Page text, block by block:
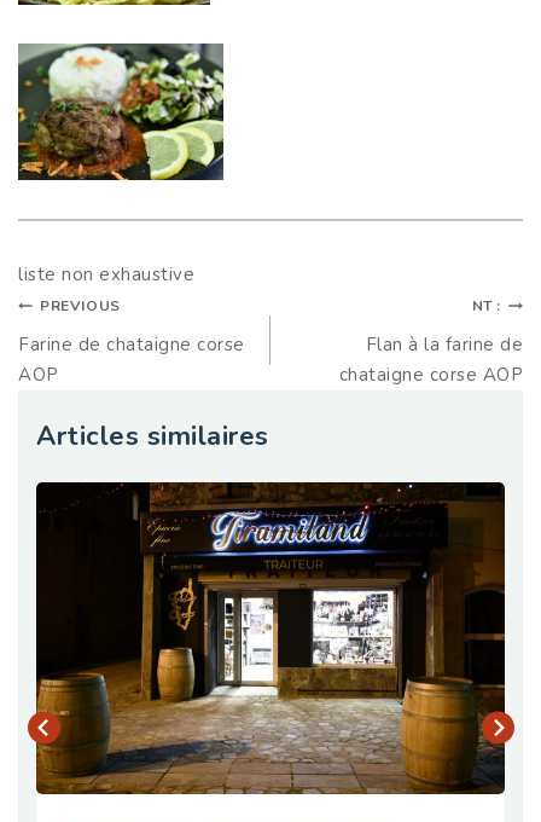
liste non exhaustive
PREVIOUS
Farine de chataigne corse
AOP
NT :
Flan à la farine de
chataigne corse AOP
Articles similaires